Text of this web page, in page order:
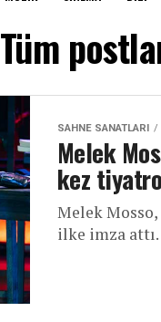
Tüm
SAHNE SANATLARI
Melek
kez
Melek
ilke imza attı.